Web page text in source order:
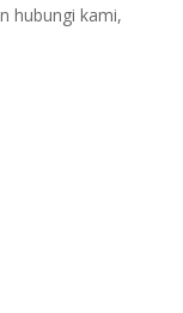
hubungi kami,